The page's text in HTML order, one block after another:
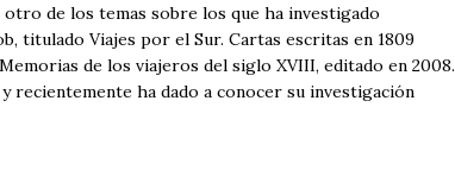
de los temas sobre los que ha investigado
titulado Viajes por el Sur. Cartas escritas en 1809
de los viajeros del siglo XVIII, editado en 2008.
recientemente ha dado a conocer su investigación